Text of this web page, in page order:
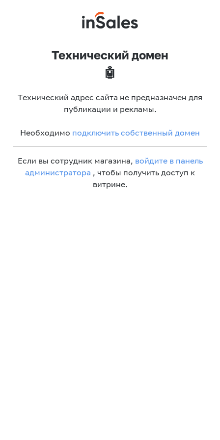
Технический домен
🤖
Технический адрес сайта не предназначен для
публикации и рекламы.
Необходимо подключить собственный домен
Если вы сотрудник магазина, войдите в панель
администратора , чтобы получить доступ к
витрине.